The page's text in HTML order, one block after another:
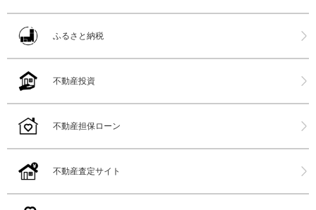
ふるさと納税
不動産投資
不動産担保ローン
不動産査定サイト